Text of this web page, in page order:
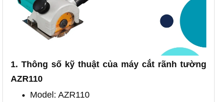
1. Thông số kỹ thuật của máy cắt rãnh tường
AZR110
Model: AZR110